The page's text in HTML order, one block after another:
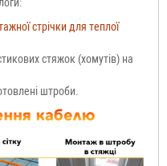
стрічки для теплої
стяжок (хомутів) на
штроби.